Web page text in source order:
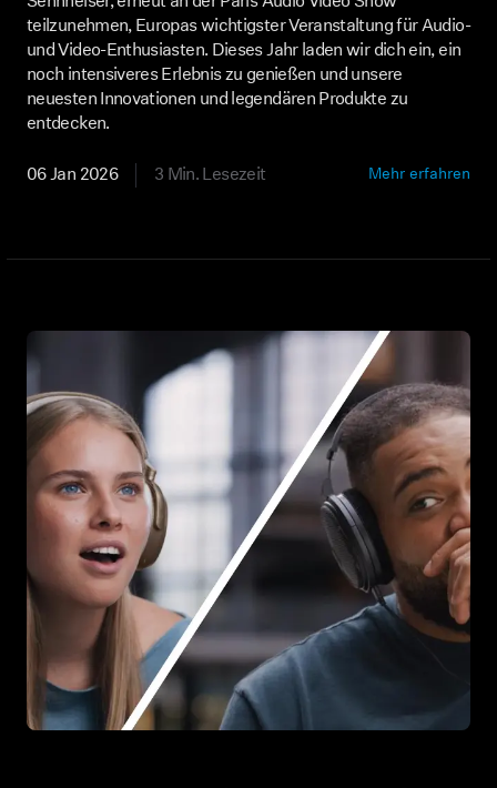
Support
Professionell
teilzunehmen, Europas wichtigster Veranstaltung für Audio-
und Video-Enthusiasten. Dieses Jahr laden wir dich ein, ein
noch intensiveres Erlebnis zu genießen und unsere
neuesten Innovationen und legendären Produkte zu
entdecken.
06 Jan 2026 3 Min. Lesezeit Mehr erfahren